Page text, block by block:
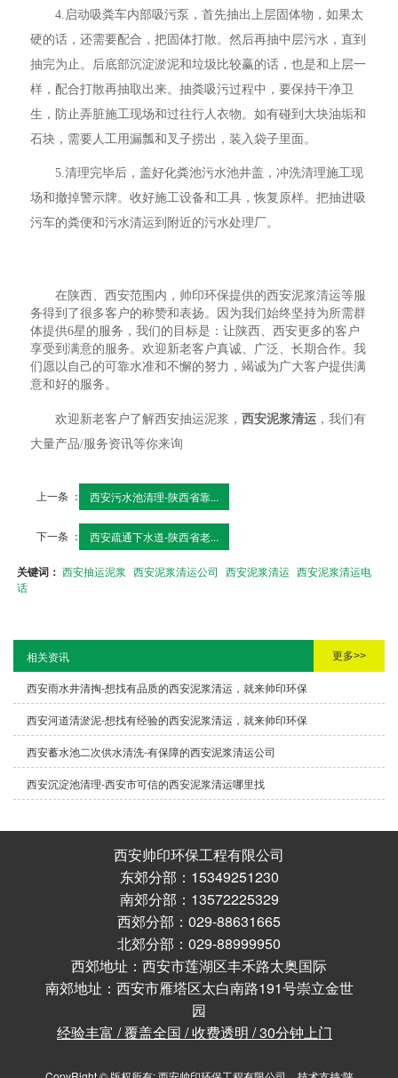
4.启动吸粪车内部吸污泵，首先抽出上层固体物，如果太
硬的话，还需要配合，把固体打散。然后再抽中层污水，直到
抽完为止。后底部沉淀淤泥和垃圾比较赢的话，也是和上层一
样，配合打散再抽取出来。抽粪吸污过程中，要保持干净卫
生，防止弄脏施工现场和过往行人衣物。如有碰到大块油垢和
石块，需要人工用漏瓢和叉子捞出，装入袋子里面。
5.清理完毕后，盖好化粪池污水池井盖，冲洗清理施工现
场和撤掉警示牌。收好施工设备和工具，恢复原样。把抽进吸
污车的粪便和污水清运到附近的污水处理厂。
在陕西、西安范围内，帅印环保提供的西安泥浆清运等服
务得到了很多客户的称赞和表扬。因为我们始终坚持为所需群
体提供6星的服务，我们的目标是：让陕西、西安更多的客户
享受到满意的服务。欢迎新老客户真诚、广泛、长期合作。我
们愿以自己的可靠水准和不懈的努力，竭诚为广大客户提供满
意和好的服务。
欢迎新老客户了解西安抽运泥浆， 西安泥浆清运 ，我们有
大量产品/服务资讯等你来询
上一条 ： 西安污水池清理-陕西省靠...
下一条 ： 西安疏通下水道-陕西省老...
关键词：西安抽运泥浆 西安泥浆清运公司 西安泥浆清运 西安泥浆清运电
话
相关资讯 更多>>
西安雨水井清掏-想找有品质的西安泥浆清运，就来帅印环保
西安河道清淤泥-想找有经验的西安泥浆清运，就来帅印环保
西安蓄水池二次供水清洗-有保障的西安泥浆清运公司
西安沉淀池清理-西安市可信的西安泥浆清运哪里找
西安帅印环保工程有限公司
东郊分部：15349251230
南郊分部：13572225329
西郊分部：029-88631665
北郊分部：029-88999950
西郊地址：西安市莲湖区丰禾路太奥国际
南郊地址：西安市雁塔区太白南路191号崇立金世
园
经验丰富 / 覆盖全国 / 收费透明 / 30分钟上门